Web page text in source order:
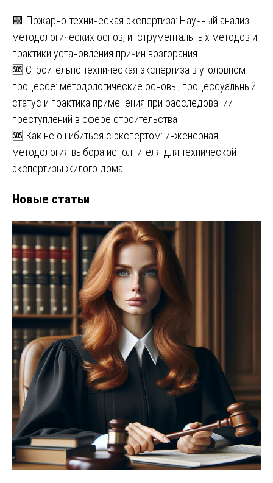
🟩 Пожарно-техническая экспертиза: Научный анализ
методологических основ, инструментальных методов и
практики установления причин возгорания
🆘 Строительно техническая экспертиза в уголовном
процессе: методологические основы, процессуальный
статус и практика применения при расследовании
преступлений в сфере строительства
🆘 Как не ошибиться с экспертом: инженерная
методология выбора исполнителя для технической
экспертизы жилого дома
Новые статьи